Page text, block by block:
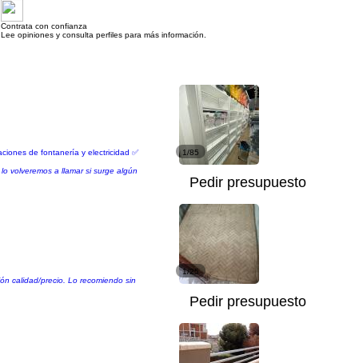
Contrata con confianza
Lee opiniones y consulta perfiles para más información.
de fontanería y electricidad ✅
volveremos a llamar si surge algún
1/85
Pedir presupuesto
calidad/precio. Lo recomiendo sin
1/25
Pedir presupuesto